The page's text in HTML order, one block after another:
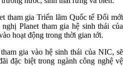
tham gia Triển lãm Quốc tế Đổi mới
Planet tham gia hệ sinh thái của
hoạt động trong thời gian tới.
gia vào hệ sinh thái của NIC, sẽ
đặc biệt trong ngành công nghệ vệ